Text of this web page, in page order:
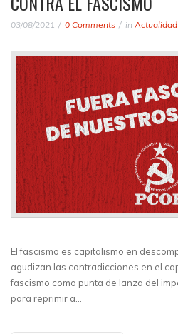
03/08/2021 0 Comments in
El fascismo es capitalismo en
agudizan las contradicciones en el
fascismo como punta de lanza del
para reprimir a…